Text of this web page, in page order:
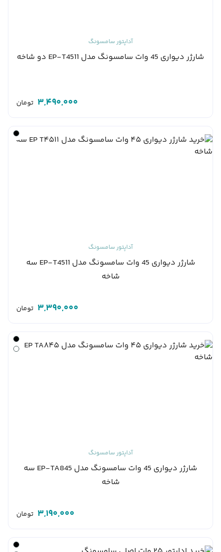
آداپتور سامسونگ
شارژر دیواری 45 وات سامسونگ مدل EP-T4511 دو شاخه
3,490,000 تومان
آداپتور سامسونگ
شارژر دیواری 45 وات سامسونگ مدل EP-T4511 سه
شاخه
3,390,000 تومان
آداپتور سامسونگ
شارژر دیواری 45 وات سامسونگ مدل EP-TA845 سه
شاخه
3,190,000 تومان